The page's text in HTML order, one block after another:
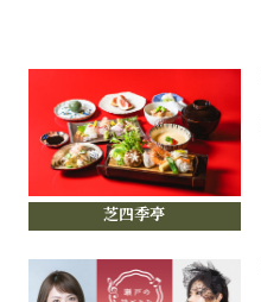
芝四季亭